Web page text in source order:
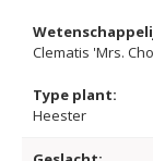
Clematis 'Mrs.
Type plant:
Heester